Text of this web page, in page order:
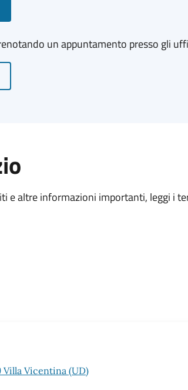
un appuntamento presso gli
e altre informazioni importanti, leggi i
Villa Vicentina (UD)